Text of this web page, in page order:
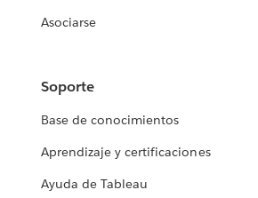
Asociarse
Soporte
Base de conocimientos
Aprendizaje y certificaciones
Ayuda de Tableau